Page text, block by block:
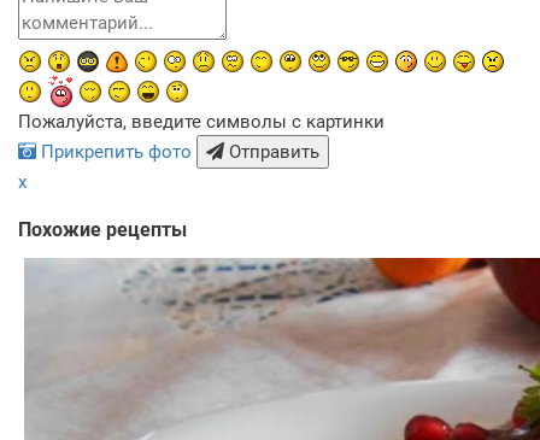
Пожалуйста, введите символы с картинки
Прикрепить фото
Отправить
x
Похожие рецепты